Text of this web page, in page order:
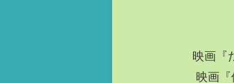
映画『
映画